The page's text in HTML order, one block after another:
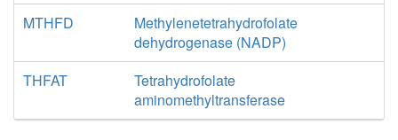
MTHFD
Methylenetetrahydrofolate
dehydrogenase (NADP)
THFAT
Tetrahydrofolate
aminomethyltransferase